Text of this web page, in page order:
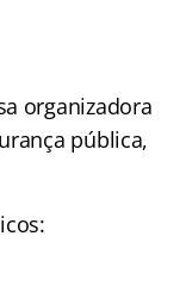
organizadora
pública,